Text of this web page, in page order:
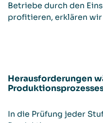
Betriebe durch den
profitieren, erklären
Herausforderungen
In die Prüfung jeder